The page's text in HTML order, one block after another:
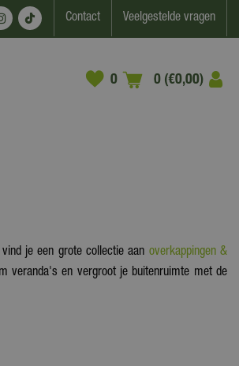
Contact Veelgestelde vragen
0 (€0,00)
je een grote collectie aan overkappingen &
veranda's en vergroot je buitenruimte met de